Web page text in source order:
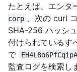
たとえば、エンタ
corp
、次の curl
SHA-256 ハッシ
付けられているす
で
監査ログを検索し